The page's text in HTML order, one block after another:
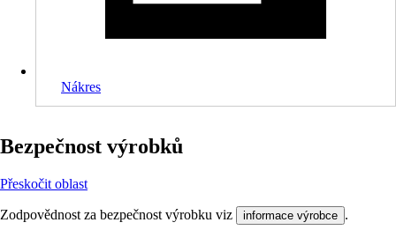
Nákres
Bezpečnost výrobků
Přeskočit oblast
Zodpovědnost za bezpečnost výrobku viz informace výrobce .